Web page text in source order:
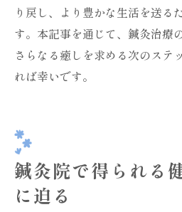
り戻し、より豊かな生活を送る
す。本記事を通じて、鍼灸治療
さらなる癒しを求める次のステ
れば幸いです。
鍼灸院で得られる
に迫る